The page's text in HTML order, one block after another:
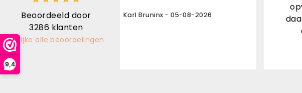
9,4
Beoordeeld door
3286 klanten
Bekijke alle beoordelingen
Bruninx - 05-08-2026
daardoor stond de pakjesdienst